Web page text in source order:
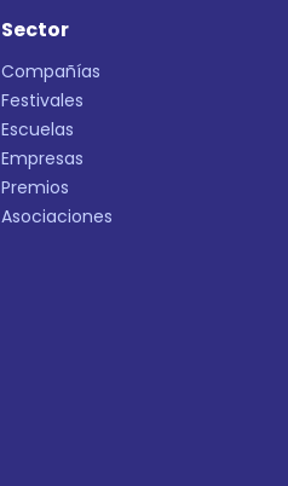
Sector
Compañías
Festivales
Escuelas
Empresas
Premios
Asociaciones